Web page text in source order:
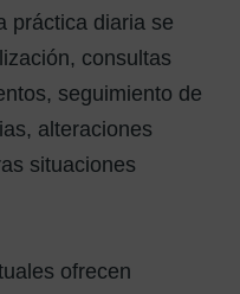
práctica diaria se
consultas
seguimiento de
alteraciones
situaciones
ofrecen